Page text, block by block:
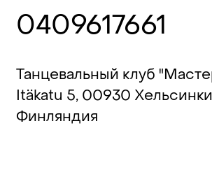
0409617661
Танцевальный клуб
Itäkatu 5, 00930
Финляндия